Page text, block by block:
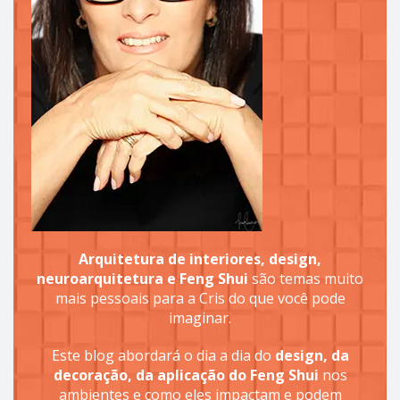
Arquitetura de interiores, design,
neuroarquitetura e Feng Shui são temas muito
mais pessoais para a Cris do que você pode
imaginar.
Este blog abordará o dia a dia do design, da
decoração, da aplicação do Feng Shui nos
ambientes e como eles impactam e podem